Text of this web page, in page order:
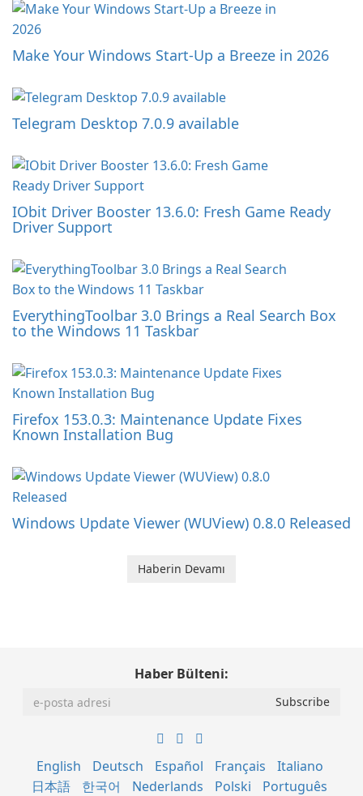
Make Your Windows Start-Up a Breeze in 2026
Telegram Desktop 7.0.9 available
IObit Driver Booster 13.6.0: Fresh Game Ready
Driver Support
EverythingToolbar 3.0 Brings a Real Search Box
to the Windows 11 Taskbar
Firefox 153.0.3: Maintenance Update Fixes
Known Installation Bug
Windows Update Viewer (WUView) 0.8.0 Released
Haberin Devamı
Haber Bülteni:
English Deutsch Español Français
Italiano
日本語
한국어 Nederlands Polski
Português